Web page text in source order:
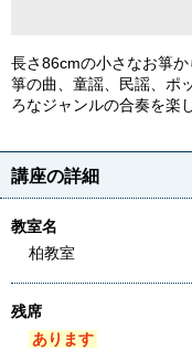
長さ86cmの小さなお箏
箏の曲、童謡、民謡、ポ
ろなジャンルの合奏を楽
講座の詳細
教室名
柏教室
残席
あります